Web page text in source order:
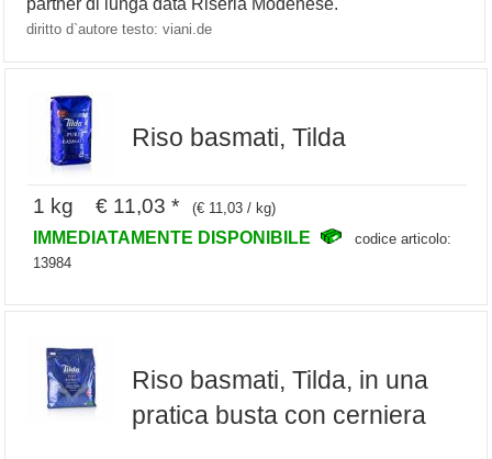
diritto d`autore testo: viani.de
Riso basmati, Tilda
1 kg € 11,03 * (€ 11,03 / kg)
IMMEDIATAMENTE DISPONIBILE
codice articolo:
13984
Riso basmati, Tilda, in una
pratica busta con cerniera